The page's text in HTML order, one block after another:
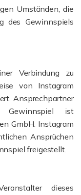
Umständen, die
des Gewinnspiels
Verbindung zu
von Instagram
Ansprechpartner
Gewinnspiel ist
GmbH. Instagram
Ansprüchen
freigestellt.
dieses